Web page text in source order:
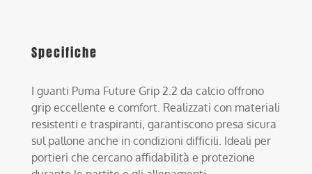
Specifiche
I guanti Puma Future Grip 2.2 da calcio offrono
grip eccellente e comfort. Realizzati con materiali
resistenti e traspiranti, garantiscono presa sicura
sul pallone anche in condizioni difficili. Ideali per
portieri che cercano affidabilità e protezione